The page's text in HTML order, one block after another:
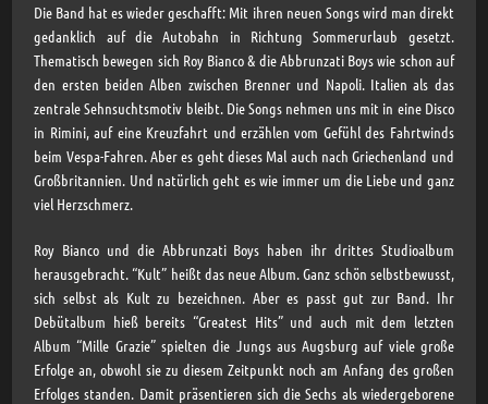
Die Band hat es wieder geschafft: Mit ihren neuen Songs wird man direkt
gedanklich auf die Autobahn in Richtung Sommerurlaub gesetzt.
Thematisch bewegen sich Roy Bianco & die Abbrunzati Boys wie schon auf
den ersten beiden Alben zwischen Brenner und Napoli. Italien als das
zentrale Sehnsuchtsmotiv bleibt. Die Songs nehmen uns mit in eine Disco
in Rimini, auf eine Kreuzfahrt und erzählen vom Gefühl des Fahrtwinds
beim Vespa-Fahren. Aber es geht dieses Mal auch nach Griechenland und
Großbritannien. Und natürlich geht es wie immer um die Liebe und ganz
viel Herzschmerz.
Roy Bianco und die Abbrunzati Boys haben ihr drittes Studioalbum
herausgebracht. “Kult” heißt das neue Album. Ganz schön selbstbewusst,
sich selbst als Kult zu bezeichnen. Aber es passt gut zur Band. Ihr
Debütalbum hieß bereits “Greatest Hits” und auch mit dem letzten
Album “Mille Grazie” spielten die Jungs aus Augsburg auf viele große
Erfolge an, obwohl sie zu diesem Zeitpunkt noch am Anfang des großen
Erfolges standen. Damit präsentieren sich die Sechs als wiedergeborene